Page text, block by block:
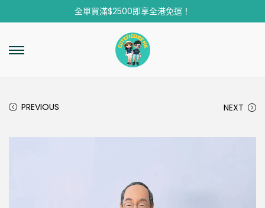
全單買滿$2500即享全港免運！
PREVIOUS NEXT